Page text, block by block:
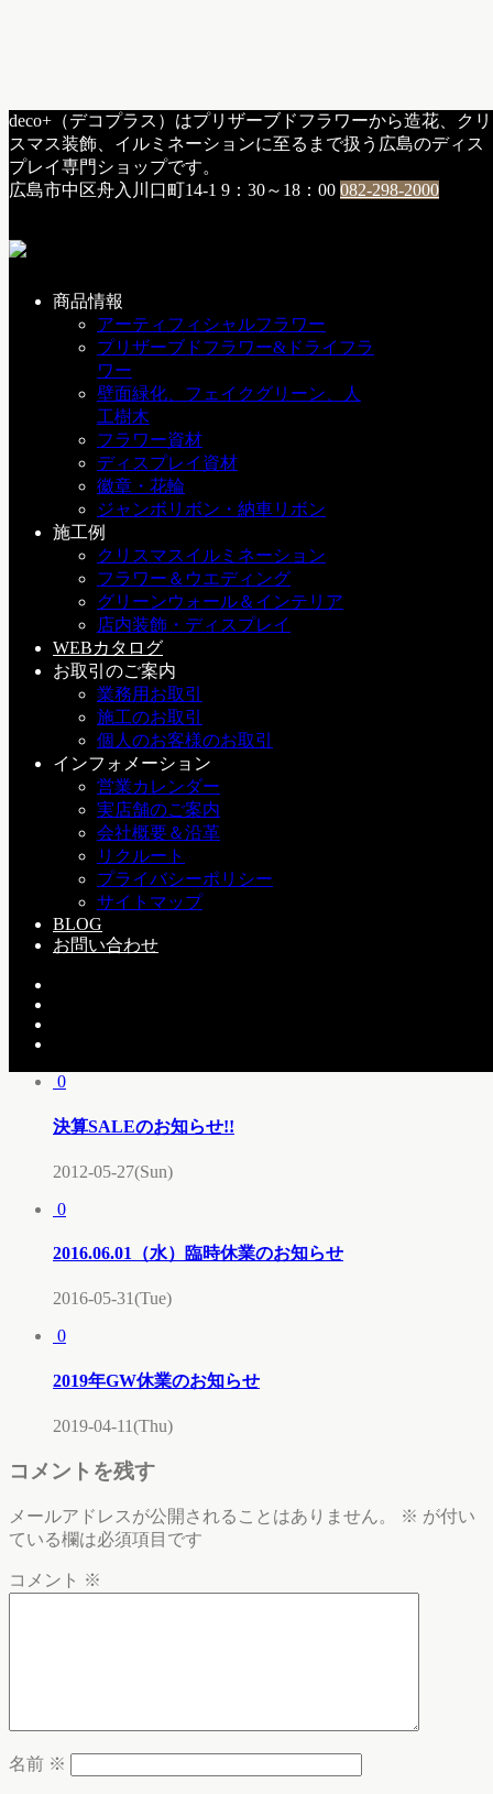
deco+（デコプラス）はプリザーブドフラワーから造花、クリ
スマス装飾、イルミネーションに至るまで扱う広島のディス
プレイ専門ショップです。
広島市中区舟入川口町14-1 9：30～18：00 082-298-2000
商品情報
アーティフィシャルフラワー
プリザーブドフラワー&ドライフラ
ワー
壁面緑化、フェイクグリーン、人
工樹木
フラワー資材
ディスプレイ資材
徽章・花輪
ジャンボリボン・納車リボン
施工例
クリスマスイルミネーション
フラワー＆ウエディング
グリーンウォール＆インテリア
店内装飾・ディスプレイ
WEBカタログ
お取引のご案内
業務用お取引
施工のお取引
個人のお客様のお取引
インフォメーション
営業カレンダー
実店舗のご案内
会社概要＆沿革
リクルート
プライバシーポリシー
サイトマップ
BLOG
お問い合わせ
HOME
a：お知らせ
10月・11月 営業日カレンダー
10月、11月の営業日カレンダーです😀
月曜～土曜 9:30～18:00まで営業、 日曜と祝日が店休日で
今月もどうぞよろしくお願いします✨
a：お知らせ
おすすめアーティフィシャルアーティフィシャルフラワー
コプラスドライフラワー
ダー
広島店休日甲三堂
デコプラススタッフ
9月・10月 営業日カレンダー
0
決算SALEのお知らせ!!
2012-05-27(Sun)
0
2016.06.01（水）臨時休業のお知らせ
2016-05-31(Tue)
0
2019年GW休業のお知らせ
2019-04-11(Thu)
コメントを残す
メールアドレスが公開されることはありません。 ※ が付い
ている欄は必須項目です
コメント ※
名前 ※